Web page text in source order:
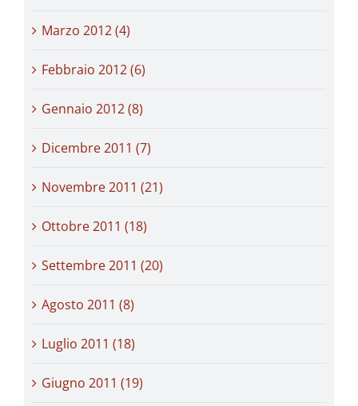
Marzo 2012 (4)
Febbraio 2012 (6)
Gennaio 2012 (8)
Dicembre 2011 (7)
Novembre 2011 (21)
Ottobre 2011 (18)
Settembre 2011 (20)
Agosto 2011 (8)
Luglio 2011 (18)
Giugno 2011 (19)